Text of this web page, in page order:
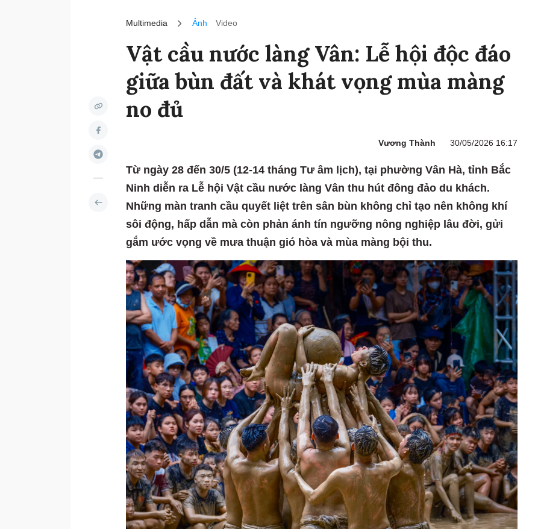
Multimedia Ảnh Video
Vật cầu nước làng Vân: Lễ hội độc đáo
giữa bùn đất và khát vọng mùa màng
no đủ
Vương Thành 30/05/2026 16:17
Từ ngày 28 đến 30/5 (12-14 tháng Tư âm lịch), tại phường Vân Hà, tỉnh Bắc
Ninh diễn ra Lễ hội Vật cầu nước làng Vân thu hút đông đảo du khách.
Những màn tranh cầu quyết liệt trên sân bùn không chỉ tạo nên không khí
sôi động, hấp dẫn mà còn phản ánh tín ngưỡng nông nghiệp lâu đời, gửi
gắm ước vọng về mưa thuận gió hòa và mùa màng bội thu.